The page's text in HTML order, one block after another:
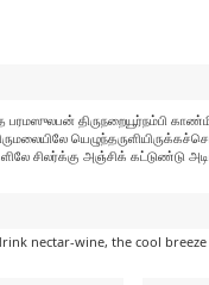
திருநறையூர்நம்பி
சிலர்க்கு அஞ்சிக் கட்டுண்டு
nectar-wine, the cool